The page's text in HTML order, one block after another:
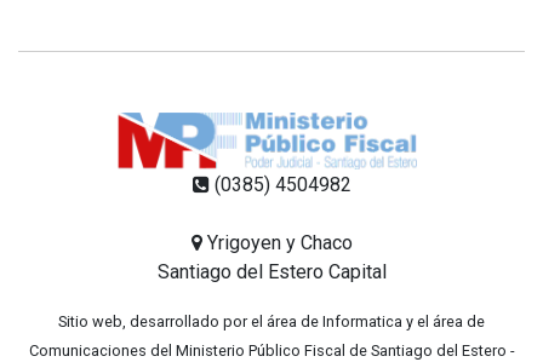
(0385) 4504982
Yrigoyen y Chaco
Santiago del Estero Capital
Sitio web, desarrollado por el área de Informatica y el área de
Comunicaciones del Ministerio Público Fiscal de Santiago del Estero -